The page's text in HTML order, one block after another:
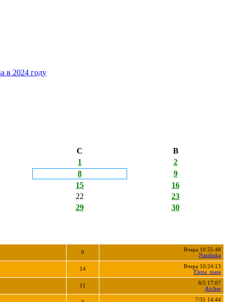
в 2024 году
С
В
1
2
8
9
15
16
22
23
29
30
0
Вчера 10:55:48
Natalinka
14
Вчера 10:24:13
Elena_mass
11
8/5 17:07
Archer
7/31 14:44